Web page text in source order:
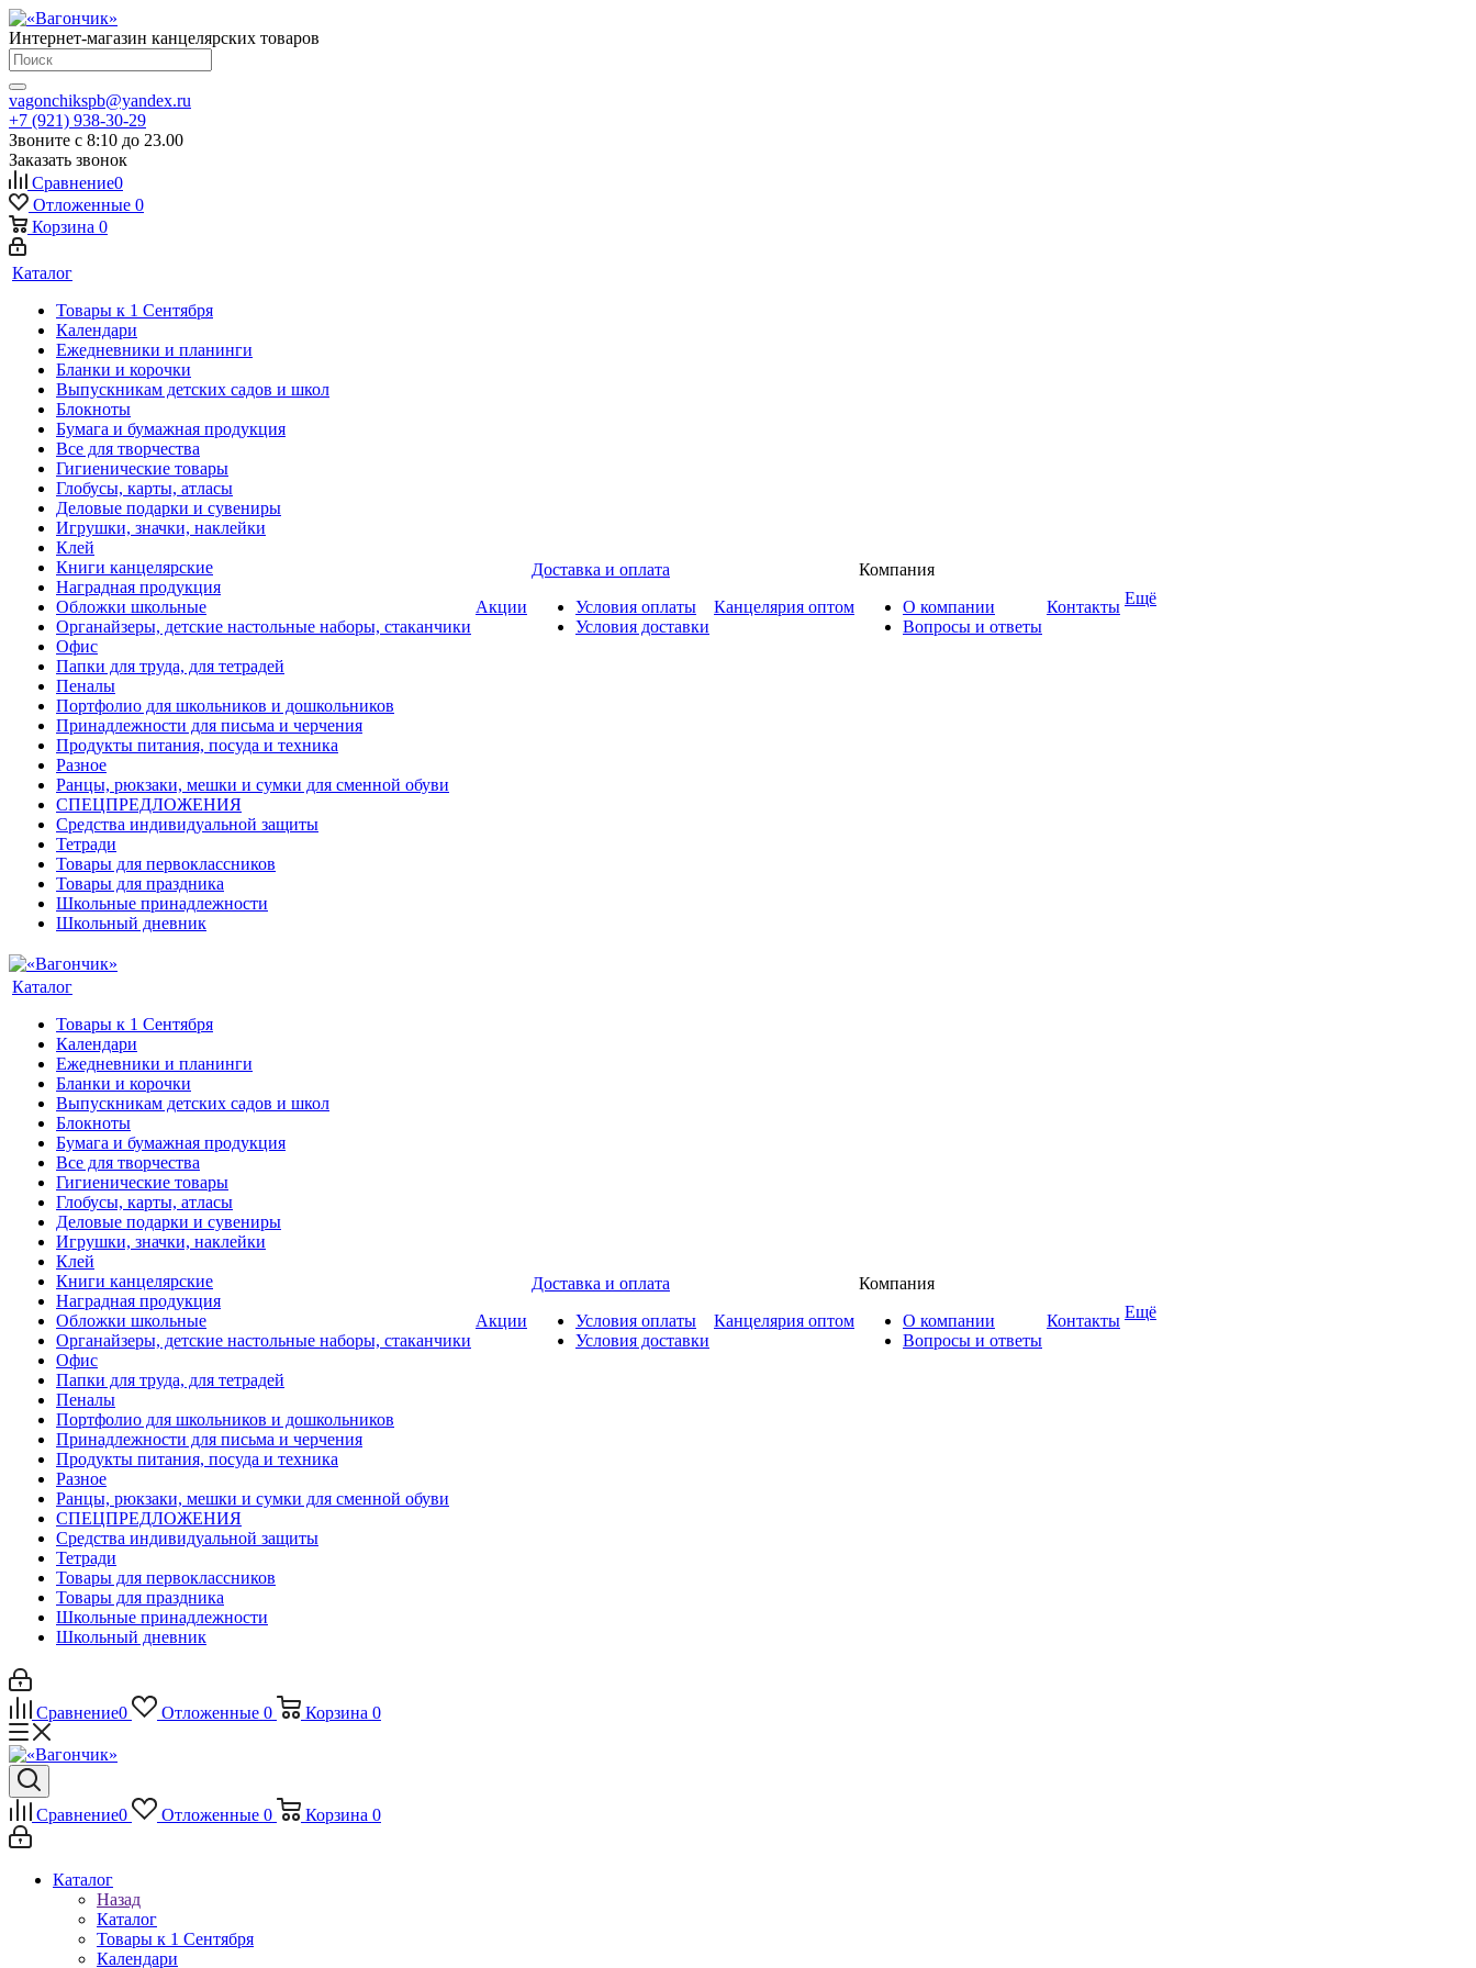
Интернет-магазин канцелярских товаров
vagonchikspb@yandex.ru
+7 (921) 938-30-29
Звоните с 8:10 до 23.00
Заказать звонок
Сравнение0
Отложенные 0
Корзина 0
Каталог
Товары к 1 Сентября
Календари
Ежедневники и планинги
Бланки и корочки
Выпускникам детских садов и школ
Блокноты
Бумага и бумажная продукция
Все для творчества
Гигиенические товары
Глобусы, карты, атласы
Деловые подарки и сувениры
Игрушки, значки, наклейки
Клей
Книги канцелярские
Наградная продукция
Обложки школьные
Органайзеры, детские настольные наборы, стаканчики
Офис
Папки для труда, для тетрадей
Пеналы
Портфолио для школьников и дошкольников
Принадлежности для письма и черчения
Продукты питания, посуда и техника
Разное
Ранцы, рюкзаки, мешки и сумки для сменной обуви
СПЕЦПРЕДЛОЖЕНИЯ
Средства индивидуальной защиты
Тетради
Товары для первоклассников
Товары для праздника
Школьные принадлежности
Школьный дневник
Акции
Доставка и оплата
Условия оплаты
Условия доставки
Канцелярия оптом
Компания
О компании
Вопросы и ответы
Контакты Ещё
Каталог
Товары к 1 Сентября
Календари
Ежедневники и планинги
Бланки и корочки
Выпускникам детских садов и школ
Блокноты
Бумага и бумажная продукция
Все для творчества
Гигиенические товары
Глобусы, карты, атласы
Деловые подарки и сувениры
Игрушки, значки, наклейки
Клей
Книги канцелярские
Наградная продукция
Обложки школьные
Органайзеры, детские настольные наборы, стаканчики
Офис
Папки для труда, для тетрадей
Пеналы
Портфолио для школьников и дошкольников
Принадлежности для письма и черчения
Продукты питания, посуда и техника
Разное
Ранцы, рюкзаки, мешки и сумки для сменной обуви
СПЕЦПРЕДЛОЖЕНИЯ
Средства индивидуальной защиты
Тетради
Товары для первоклассников
Товары для праздника
Школьные принадлежности
Школьный дневник
Акции
Доставка и оплата
Условия оплаты
Условия доставки
Канцелярия оптом
Компания
О компании
Вопросы и ответы
Контакты Ещё
Сравнение0 Отложенные 0 Корзина 0
Сравнение0 Отложенные 0 Корзина 0
Каталог
Назад
Каталог
Товары к 1 Сентября
Календари